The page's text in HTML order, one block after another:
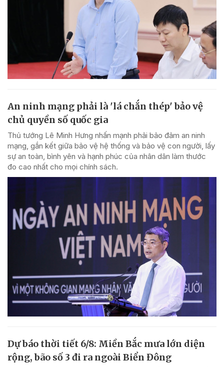
An ninh mạng phải là 'lá chắn thép' bảo vệ
chủ quyền số quốc gia
Thủ tướng Lê Minh Hưng nhấn mạnh phải bảo đảm an ninh
mạng, gắn kết giữa bảo vệ hệ thống và bảo vệ con người, lấy
sự an toàn, bình yên và hạnh phúc của nhân dân làm thước
đo cao nhất cho mọi chính sách.
Dự báo thời tiết 6/8: Miền Bắc mưa lớn diện
rộng, bão số 3 đi ra ngoài Biển Đông